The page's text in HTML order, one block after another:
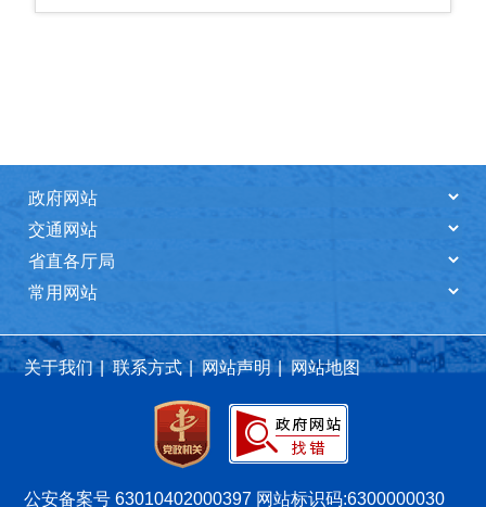
关于我们 | 联系方式 | 网站声明 | 网站地图
公安备案号 63010402000397 网站标识码:6300000030